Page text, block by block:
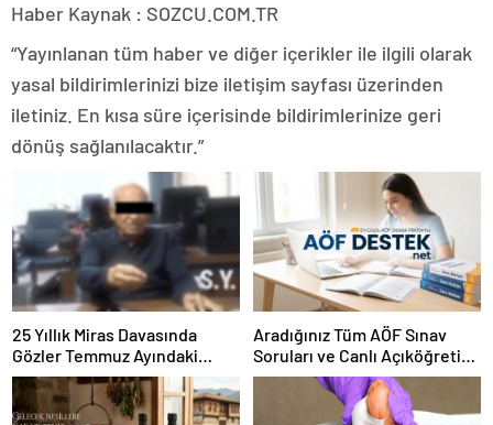
Haber Kaynak : SOZCU.COM.TR
“Yayınlanan tüm haber ve diğer içerikler ile ilgili olarak
yasal bildirimlerinizi bize iletişim sayfası üzerinden
iletiniz. En kısa süre içerisinde bildirimlerinize geri
dönüş sağlanılacaktır.”
25 Yıllık Miras Davasında
Gözler Temmuz Ayındaki
Karar Duruşmasına Çevrildi
Aradığınız Tüm AÖF Sınav
Soruları ve Canlı Açıköğretim
Forumu Burada